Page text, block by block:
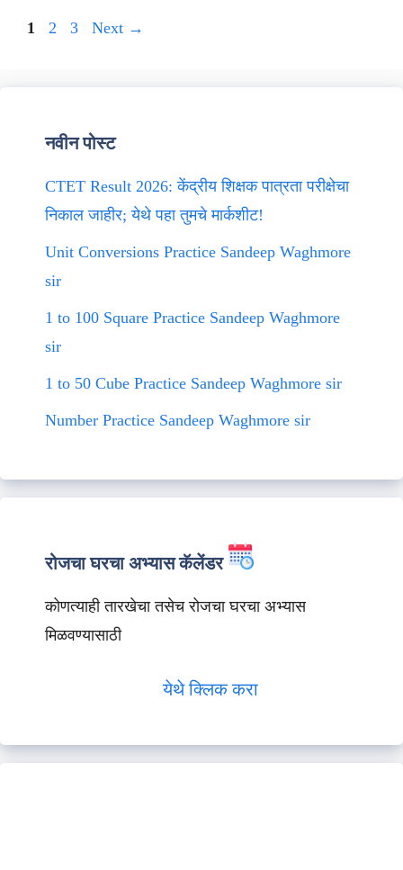
Page
1 Page
2 Page
3 Next →
नवीन पोस्ट
CTET Result 2026: केंद्रीय शिक्षक पात्रता परीक्षेचा
निकाल जाहीर; येथे पहा तुमचे मार्कशीट!
Unit Conversions Practice Sandeep Waghmore
sir
1 to 100 Square Practice Sandeep Waghmore
sir
1 to 50 Cube Practice Sandeep Waghmore sir
Number Practice Sandeep Waghmore sir
रोजचा घरचा अभ्यास कॅलेंडर
कोणत्याही तारखेचा तसेच रोजचा घरचा अभ्यास
मिळवण्यासाठी
येथे क्लिक करा